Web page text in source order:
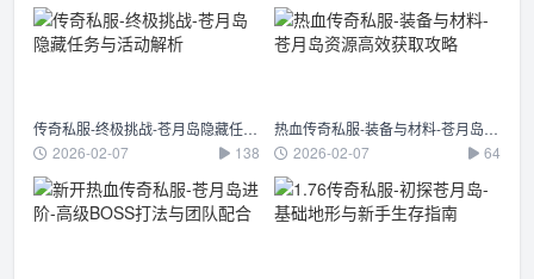
传奇私服-终极挑战-苍月岛隐藏任务与活动解析
2026-02-07
138
热血传奇私服-装备与材料-苍月岛资源高效获取攻略
2026-02-07
64